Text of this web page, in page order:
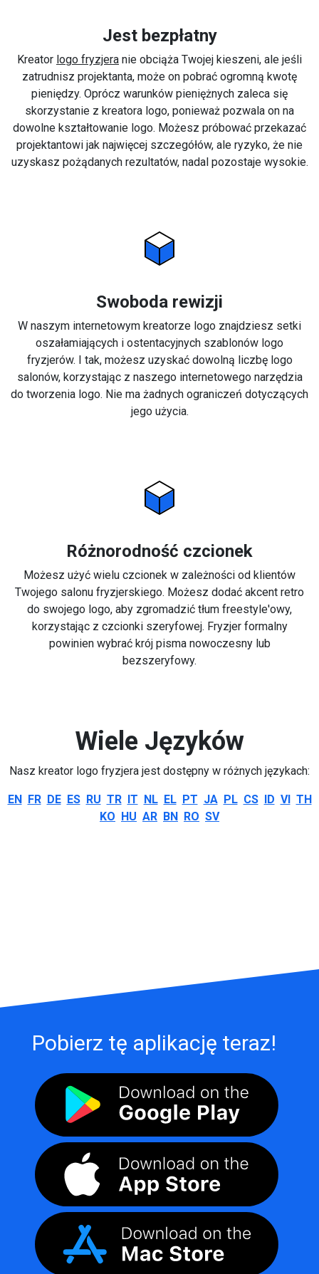
Jest bezpłatny
Kreator logo fryzjera nie obciąża Twojej kieszeni, ale jeśli
zatrudnisz projektanta, może on pobrać ogromną kwotę
pieniędzy. Oprócz warunków pieniężnych zaleca się
skorzystanie z kreatora logo, ponieważ pozwala on na
dowolne kształtowanie logo. Możesz próbować przekazać
projektantowi jak najwięcej szczegółów, ale ryzyko, że nie
uzyskasz pożądanych rezultatów, nadal pozostaje wysokie.
Swoboda rewizji
W naszym internetowym kreatorze logo znajdziesz setki
oszałamiających i ostentacyjnych szablonów logo
fryzjerów. I tak, możesz uzyskać dowolną liczbę logo
salonów, korzystając z naszego internetowego narzędzia
do tworzenia logo. Nie ma żadnych ograniczeń dotyczących
jego użycia.
Różnorodność czcionek
Możesz użyć wielu czcionek w zależności od klientów
Twojego salonu fryzjerskiego. Możesz dodać akcent retro
do swojego logo, aby zgromadzić tłum freestyle'owy,
korzystając z czcionki szeryfowej. Fryzjer formalny
powinien wybrać krój pisma nowoczesny lub
bezszeryfowy.
Wiele Języków
Nasz kreator logo fryzjera jest dostępny w różnych językach:
EN FR DE ES RU TR IT NL EL PT JA PL CS ID VI TH
KO HU AR BN RO SV
Pobierz tę aplikację teraz!